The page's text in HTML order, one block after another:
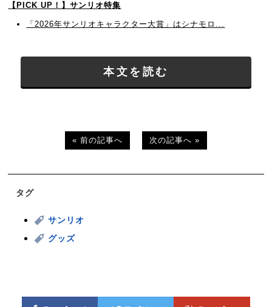
【PICK UP！】サンリオ特集
「2026年サンリオキャラクター大賞」はシナモロ...
本文を読む
« 前の記事へ 次の記事へ »
タグ
サンリオ
グッズ